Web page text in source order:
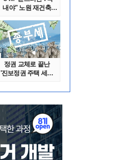
내야" 노원 재건축
정권 교체로 끝난
'진보정권 주택 세금